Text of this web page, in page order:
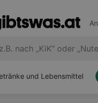
und Lebensmittel